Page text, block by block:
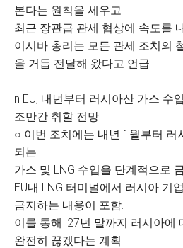
본다는 원칙을 세우고
최근 장관급 관세 협상에 속도를
이시바 총리는 모든 관세 조치의
을 거듭 전달해 왔다고 언급
n EU, 내년부터 러시아산 가스 수
조만간 취할 전망
○ 이번 조치에는 내년 1월부터 러
되는
가스 및 LNG 수입을 단계적으로
EU내 LNG 터미널에서 러시아 기
금지하는 내용이 포함.
이를 통해 '27년 말까지 러시아에
완전히 끊겠다는 계획